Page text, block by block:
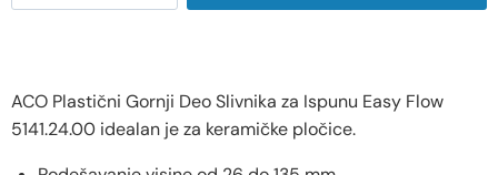
ACO Plastični Gornji Deo Slivnika za Ispunu Easy Flow
5141.24.00 idealan je za keramičke pločice.